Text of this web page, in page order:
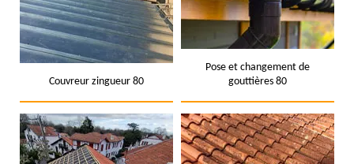
Couvreur zingueur 80
Pose et changement de
gouttières 80